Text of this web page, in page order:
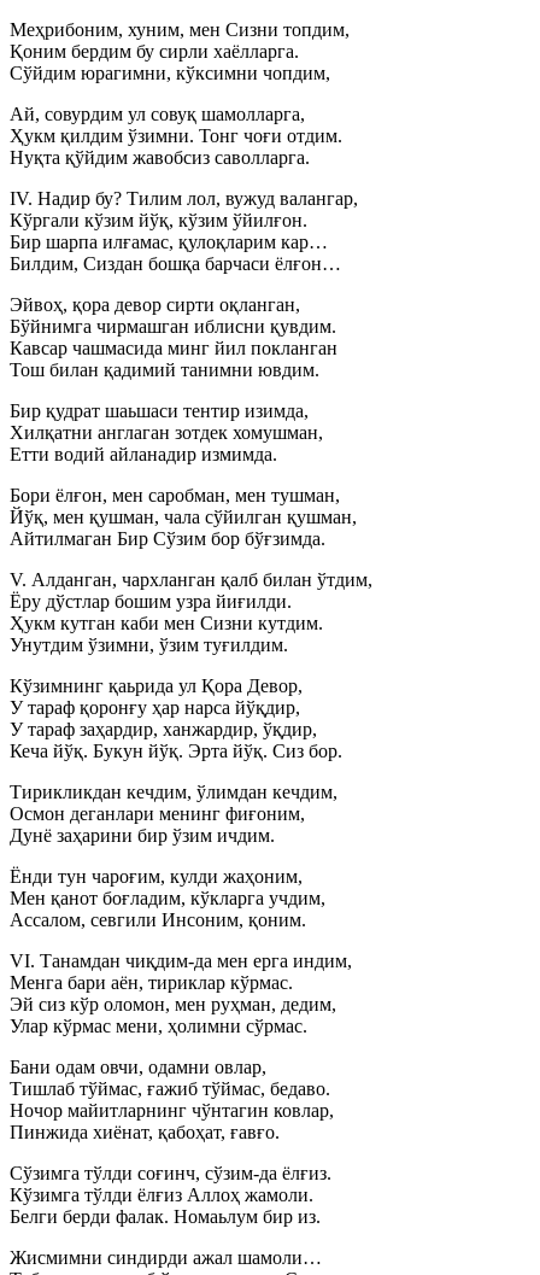
Меҳрибоним, хуним, мен Сизни топдим,
Қоним бердим бу сирли хаёлларга.
Сўйдим юрагимни, кўксимни чопдим,
Ай, совурдим ул совуқ шамолларга,
Ҳукм қилдим ўзимни. Тонг чоғи отдим.
Нуқта қўйдим жавобсиз саволларга.
IV. Надир бу? Тилим лол, вужуд валангар,
Кўргали кўзим йўқ, кўзим ўйилғон.
Бир шарпа илғамас, қулоқларим кар…
Билдим, Сиздан бошқа барчаси ёлғон…
Эйвоҳ, қора девор сирти оқланган,
Бўйнимга чирмашган иблисни қувдим.
Кавсар чашмасида минг йил покланган
Тош билан қадимий танимни ювдим.
Бир қудрат шаьшаси тентир изимда,
Хилқатни англаган зотдек хомушман,
Етти водий айланадир измимда.
Бори ёлғон, мен саробман, мен тушман,
Йўқ, мен қушман, чала сўйилган қушман,
Айтилмаган Бир Сўзим бор бўғзимда.
V. Алданган, чархланган қалб билан ўтдим,
Ёру дўстлар бошим узра йиғилди.
Ҳукм кутган каби мен Сизни кутдим.
Унутдим ўзимни, ўзим туғилдим.
Кўзимнинг қаьрида ул Қора Девор,
У тараф қоронғу ҳар нарса йўқдир,
У тараф заҳардир, ханжардир, ўқдир,
Кеча йўқ. Букун йўқ. Эрта йўқ. Сиз бор.
Тирикликдан кечдим, ўлимдан кечдим,
Осмон деганлари менинг фиғоним,
Дунё заҳарини бир ўзим ичдим.
Ёнди тун чароғим, кулди жаҳоним,
Мен қанот боғладим, кўкларга учдим,
Ассалом, севгили Инсоним, қоним.
VI. Танамдан чиқдим-да мен ерга индим,
Менга бари аён, тириклар кўрмас.
Эй сиз кўр оломон, мен руҳман, дедим,
Улар кўрмас мени, ҳолимни сўрмас.
Бани одам овчи, одамни овлар,
Тишлаб тўймас, ғажиб тўймас, бедаво.
Ночор майитларнинг чўнтагин ковлар,
Пинжида хиёнат, қабоҳат, ғавғо.
Сўзимга тўлди соғинч, сўзим-да ёлғиз.
Кўзимга тўлди ёлғиз Аллоҳ жамоли.
Белги берди фалак. Номаьлум бир из.
Жисмимни синдирди ажал шамоли…